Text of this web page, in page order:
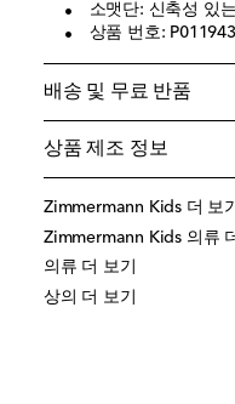
소맷단: 신축성 있
상품 번호:
배송 및 무료 반품
상품 제조 정보
Zimmermann Kids 더 보기
Zimmermann Kids 의류
의류 더 보기
상의 더 보기